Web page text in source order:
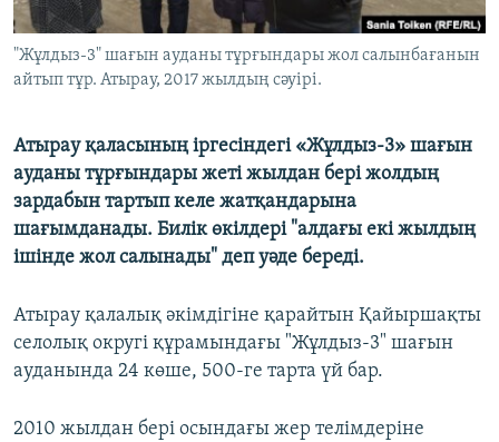
Басқа тілдерде
"Жұлдыз-3" шағын ауданы тұрғындары жол салынбағанын
айтып тұр. Атырау, 2017 жылдың сәуірі.
Атырау қаласының іргесіндегі «Жұлдыз-3» шағын
ауданы тұрғындары жеті жылдан бері жолдың
зардабын тартып келе жатқандарына
шағымданады. Билік өкілдері "алдағы екі жылдың
ішінде жол салынады" деп уәде береді.
Атырау қалалық әкімдігіне қарайтын Қайыршақты
селолық округі құрамындағы "Жұлдыз-3" шағын
ауданында 24 көше, 500-ге тарта үй бар.
2010 жылдан бері осындағы жер телімдеріне